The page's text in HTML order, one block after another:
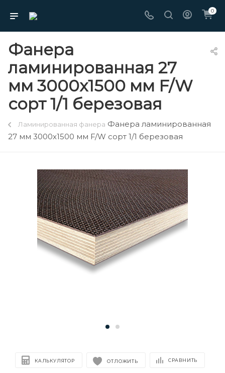
0
Фанера
ламинированная 27
мм 3000х1500 мм F/W
сорт 1/1 березовая
Ламинированная фанера Фанера ламинированная
27 мм 3000х1500 мм F/W сорт 1/1 березовая
КАЛЬКУЛЯТОР ОТЛОЖИТЬ СРАВНИТЬ